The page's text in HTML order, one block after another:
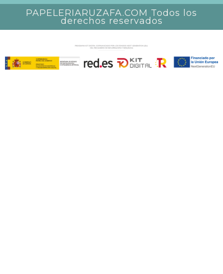
PAPELERIARUZAFA.COM Todos los
derechos reservados